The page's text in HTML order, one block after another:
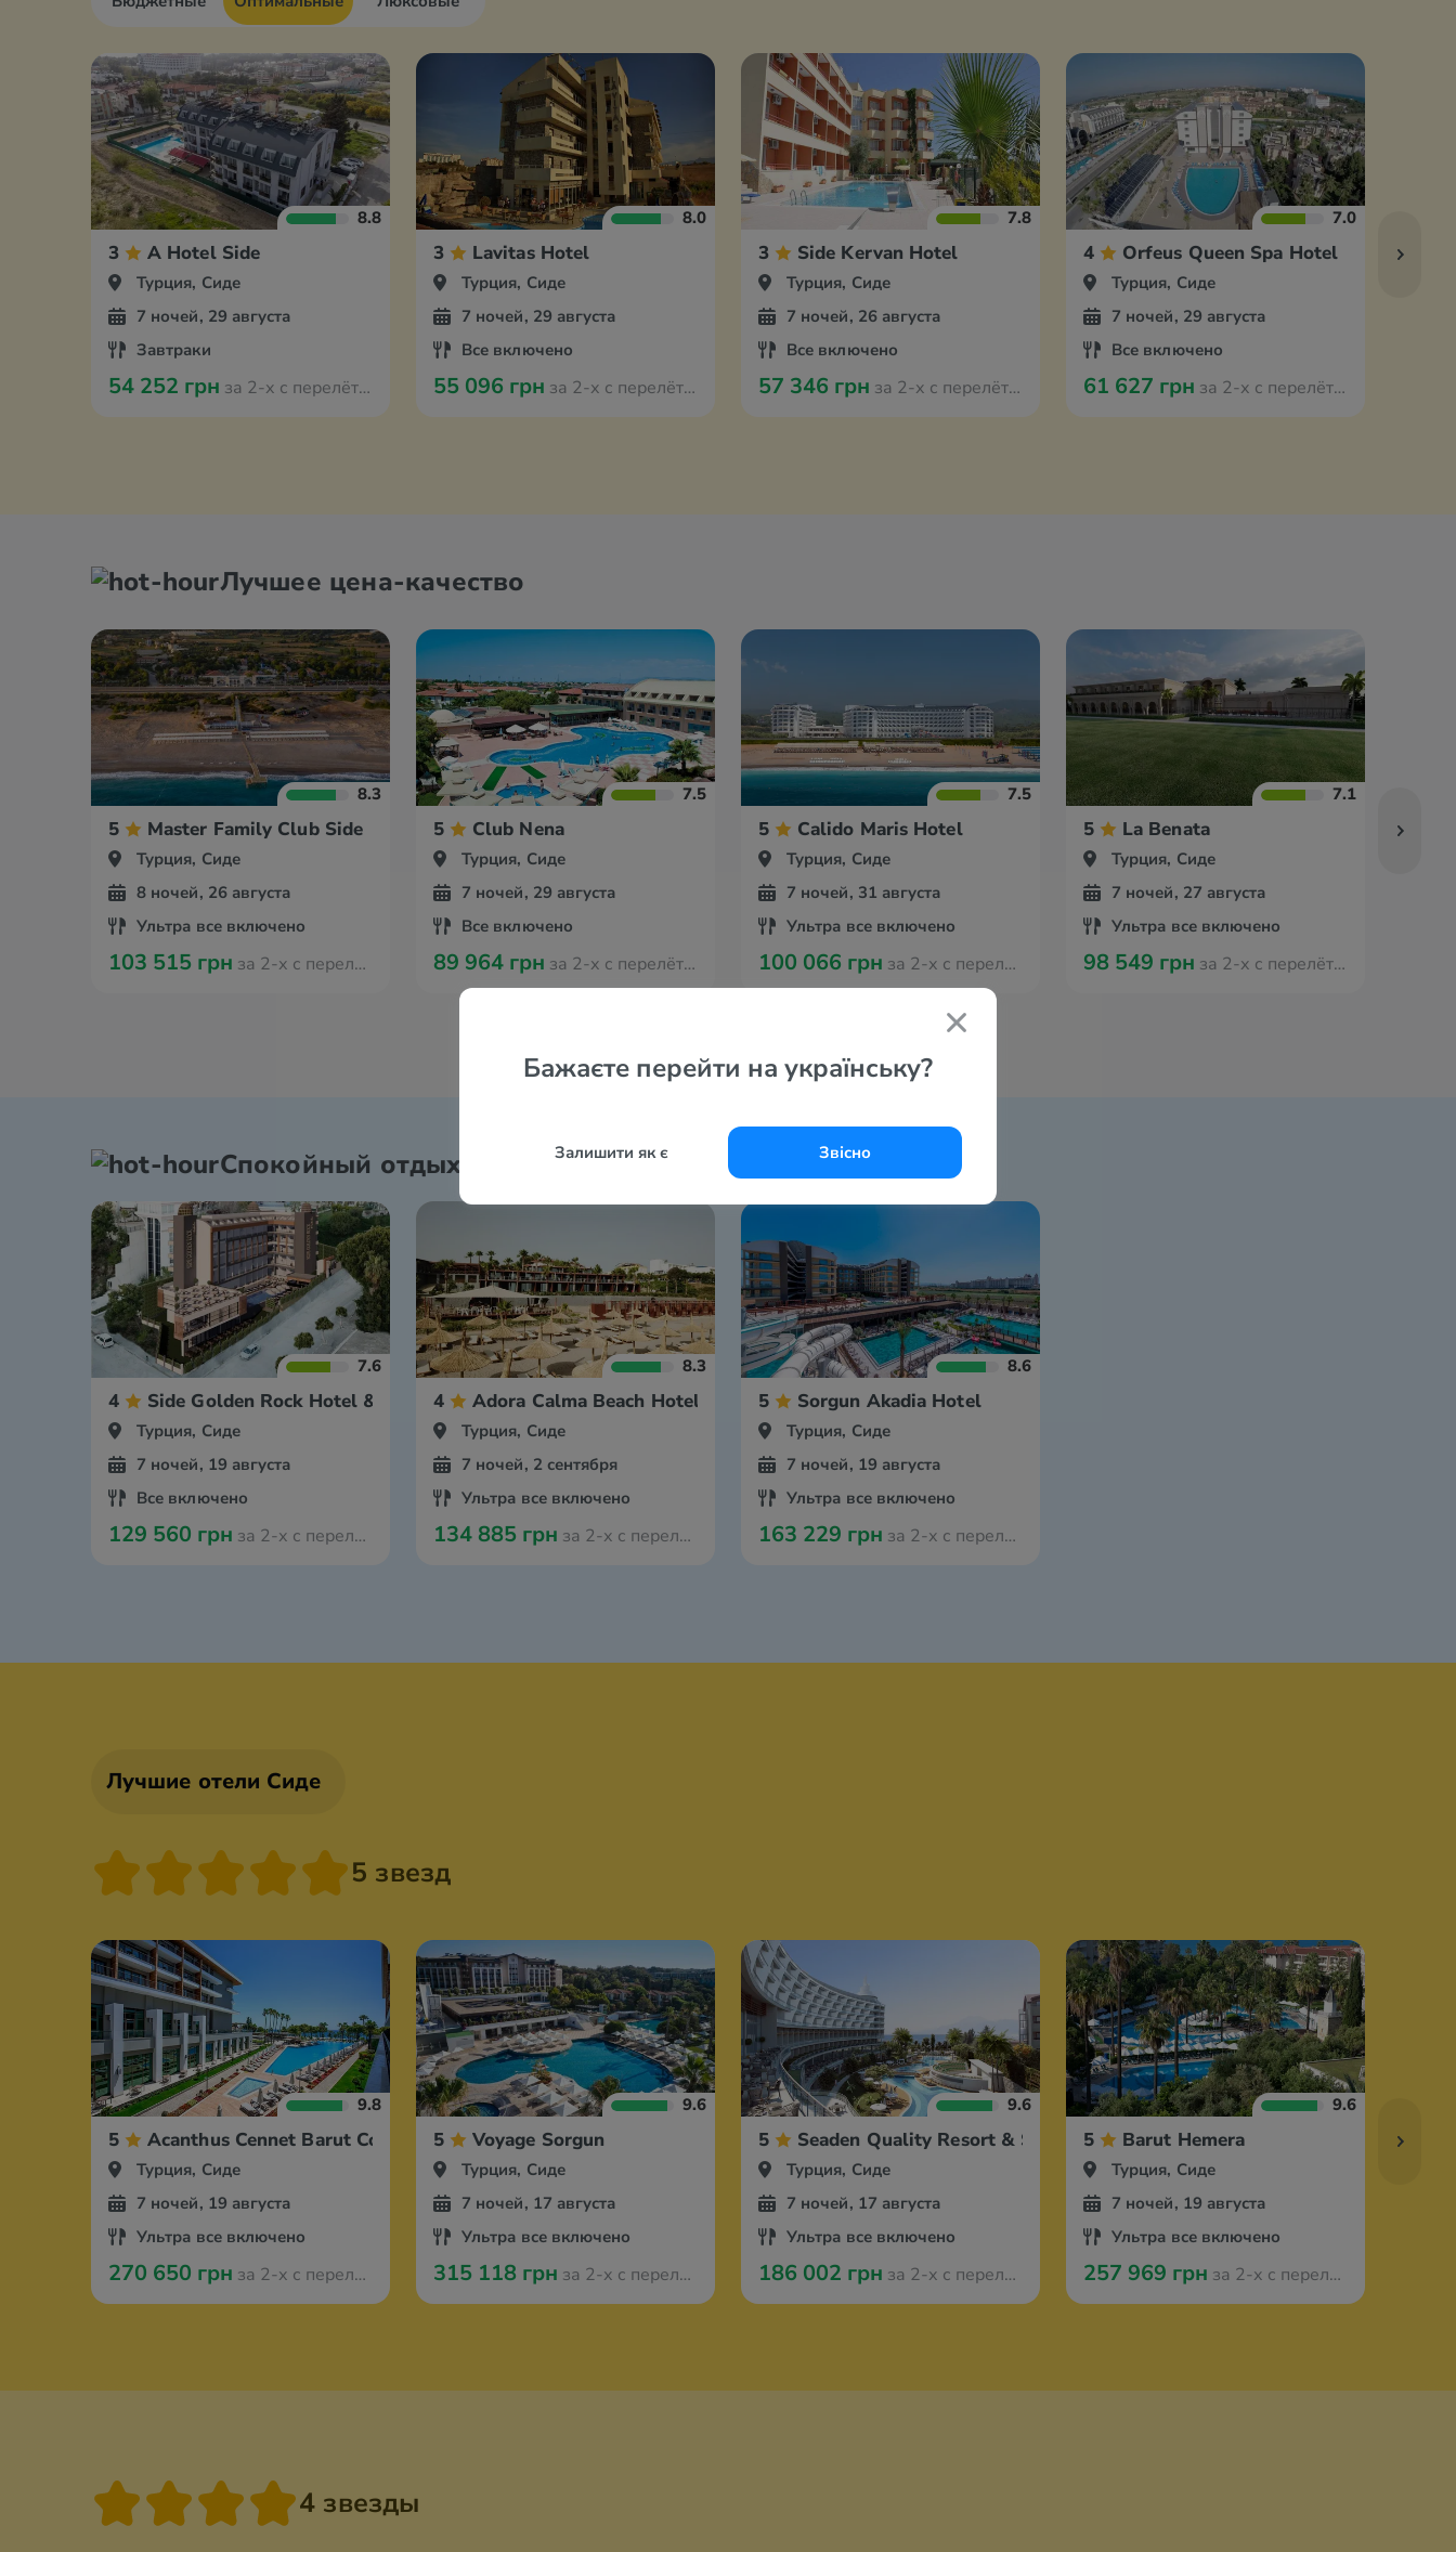
Бажаєте перейти на українську?
Залишити як є Звісно
8.8
3 A Hotel Side
Турция, Сиде
7 ночей, 29 августа
Завтраки
54 252 грн за 2-х с перелётом из Вроцлава
8.0
3 Lavitas Hotel
Турция, Сиде
7 ночей, 29 августа
Все включено
55 096 грн за 2-х с перелётом из Вроцлава
7.8
3 Side Kervan Hotel
Турция, Сиде
7 ночей, 26 августа
Все включено
57 346 грн за 2-х с перелётом из Вроцлава
7.0
4 Orfeus Queen Spa Hotel
Турция, Сиде
7 ночей, 29 августа
Все включено
61 627 грн за 2-х с перелётом из Вроцлава
Лучшее цена-качество
8.3
5 Master Family Club Side
Турция, Сиде
8 ночей, 26 августа
Ультра все включено
103 515 грн за 2-х с перелётом из Вроцлава
7.5
5 Club Nena
Турция, Сиде
7 ночей, 29 августа
Все включено
89 964 грн за 2-х с перелётом из Вроцлава
7.5
5 Calido Maris Hotel
Турция, Сиде
7 ночей, 31 августа
Ультра все включено
100 066 грн за 2-х с перелётом из Вроцлава
7.1
5 La Benata
Турция, Сиде
7 ночей, 27 августа
Ультра все включено
98 549 грн за 2-х с перелётом из Вроцлава
Спокойный отдых
7.6
4 Side Golden Rock Hotel & Spa
Турция, Сиде
7 ночей, 19 августа
Все включено
129 560 грн за 2-х с перелётом из Вроцлава
8.3
4 Adora Calma Beach Hotel
Турция, Сиде
7 ночей, 2 сентября
Ультра все включено
134 885 грн за 2-х с перелётом из Вроцлава
8.6
5 Sorgun Akadia Hotel
Турция, Сиде
7 ночей, 19 августа
Ультра все включено
163 229 грн за 2-х с перелётом из Вроцлава
Лучшие отели Сиде
5 звезд
9.8
5 Acanthus Cennet Barut Collection
Турция, Сиде
7 ночей, 19 августа
Ультра все включено
270 650 грн за 2-х с перелётом из Вроцлава
9.6
5 Voyage Sorgun
Турция, Сиде
7 ночей, 17 августа
Ультра все включено
315 118 грн за 2-х с перелётом из Вроцлава
9.6
5 Seaden Quality Resort & Spa
Турция, Сиде
7 ночей, 17 августа
Ультра все включено
186 002 грн за 2-х с перелётом из Вроцлава
9.6
5 Barut Hemera
Турция, Сиде
7 ночей, 19 августа
Ультра все включено
257 969 грн за 2-х с перелётом из Вроцлава
4 звезды